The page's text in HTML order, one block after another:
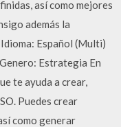
así como mejores
además la
Español (Multi)
Estrategia En
te ayuda a crear,
Puedes crear
como generar